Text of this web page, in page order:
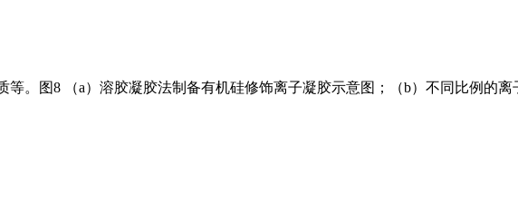
。图8 （a） 溶胶凝胶法制备有机硅修饰离子凝胶示意图；（b）不同比例的离